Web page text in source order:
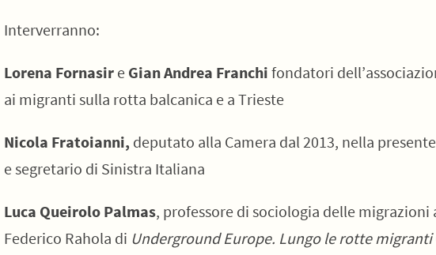
Interverranno:
Lorena Fornasir e Gian Andrea Franchi fondatori
ai migranti sulla rotta balcanica e a Trieste
Nicola Fratoianni, deputato alla Camera dal 2013, nella
e segretario di Sinistra Italiana
Luca Queirolo Palmas, professore di sociologia delle migrazioni
Federico Rahola di Underground Europe. Lungo le rotte migranti